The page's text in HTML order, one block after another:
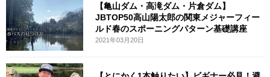
【亀山ダム・高滝ダム・片倉ダム】
JBTOP50高山陽太郎の関東メジャーフィー
ルド春のスポーニングパターン基礎講座
2021年03月20日